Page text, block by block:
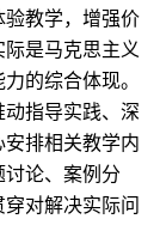
教学，增强价
是马克思主义
的综合体现。
指导实践、深
排相关教学内
论、案例分
对解决实际问